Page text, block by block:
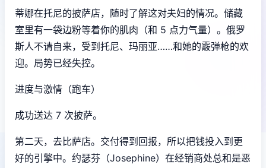
蒂娜在托尼的披萨店，随时了解这对夫妇的情况。储藏
室里有一袋边粉等着你的肌肉（和 5 点力气量）。俄罗
斯人不请自来，受到托尼、玛丽亚……和她的霰弹枪的欢
迎。局势已经失控。
进度与激情（跑车）
成功送达 7 次披萨。
第二天，去比萨店。交付得到回报，所以把钱投入到更
好的引擎中。约瑟芬（Josephine）在经销商处总和是恶